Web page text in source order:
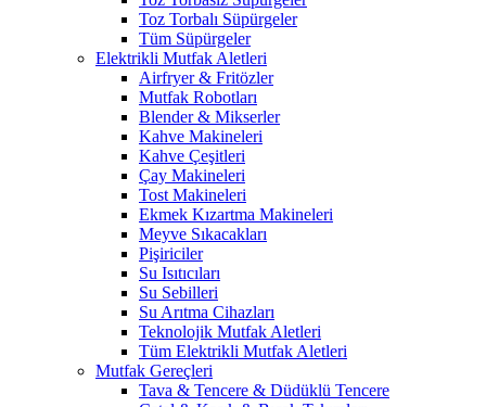
Toz Torbalı Süpürgeler
Tüm Süpürgeler
Elektrikli Mutfak Aletleri
Airfryer & Fritözler
Mutfak Robotları
Blender & Mikserler
Kahve Makineleri
Kahve Çeşitleri
Çay Makineleri
Tost Makineleri
Ekmek Kızartma Makineleri
Meyve Sıkacakları
Pişiriciler
Su Isıtıcıları
Su Sebilleri
Su Arıtma Cihazları
Teknolojik Mutfak Aletleri
Tüm Elektrikli Mutfak Aletleri
Mutfak Gereçleri
Tava & Tencere & Düdüklü Tencere